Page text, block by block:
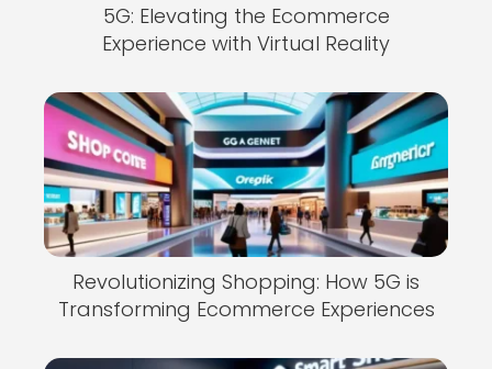
5G: Elevating the Ecommerce
Experience with Virtual Reality
Revolutionizing Shopping: How 5G is
Transforming Ecommerce Experiences